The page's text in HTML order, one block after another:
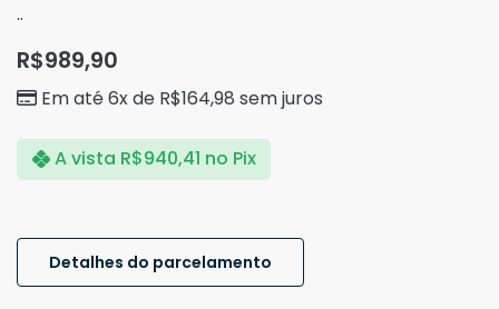
..
R$989,90
Em até 6x de R$164,98 sem juros
A vista R$940,41 no Pix
Detalhes do parcelamento